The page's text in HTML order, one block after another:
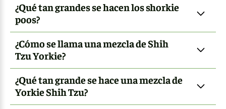
¿Qué tan grandes se hacen los shorkie
poos?
¿Cómo se llama una mezcla de Shih
Tzu Yorkie?
¿Qué tan grande se hace una mezcla de
Yorkie Shih Tzu?